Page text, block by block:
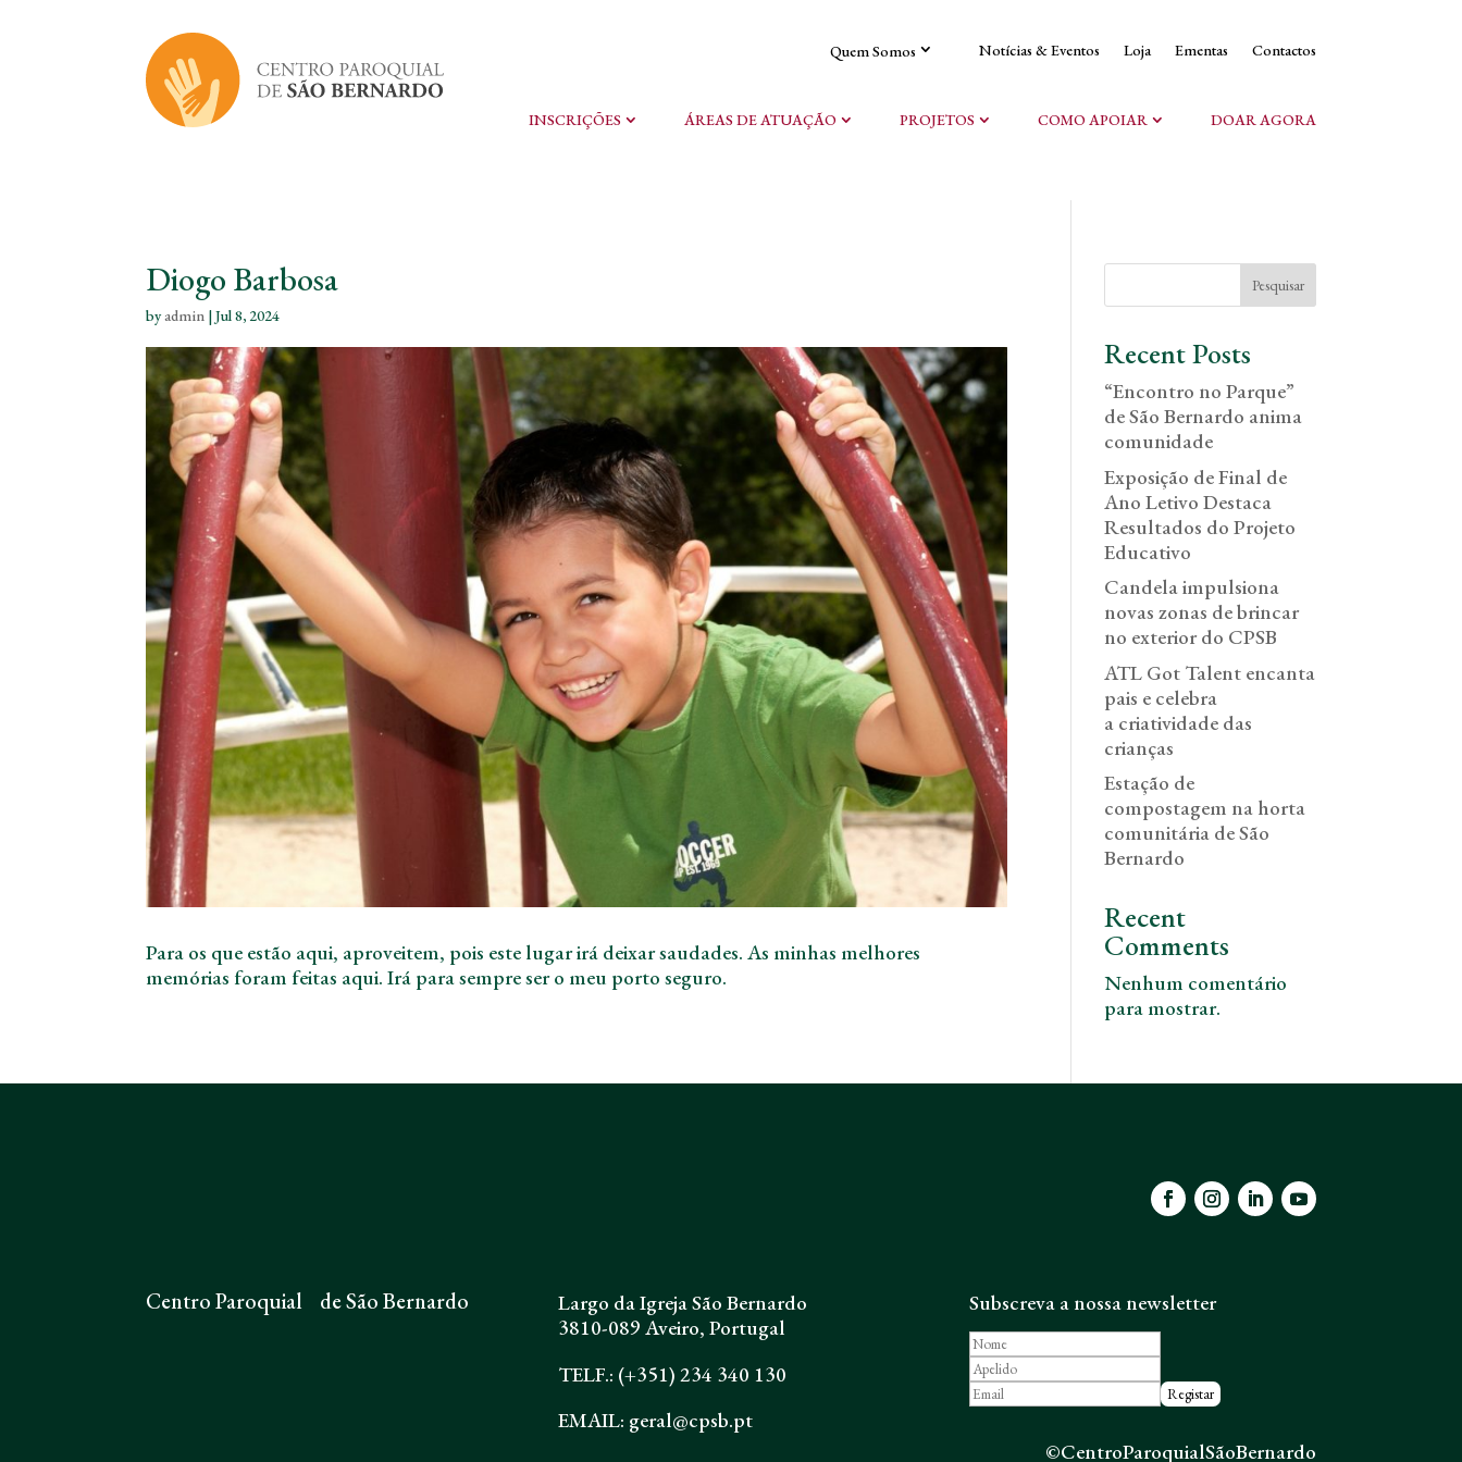
Quem Somos Notícias & Eventos Loja Ementas Contactos
INSCRIÇÕES ÁREAS DE ATUAÇÃO PROJETOS COMO APOIAR DOAR AGORA
Diogo Barbosa
byadmin |Jul 8, 2024
Para os que estão aqui, aproveitem, pois este lugar irá deixar saudades. As minhas melhores
memórias foram feitas aqui. Irá para sempre ser o meu porto seguro.
Pesquisar
Recent Posts
“Encontro no Parque”
de São Bernardo anima
comunidade
Exposição de Final de
Ano Letivo Destaca
Resultados do Projeto
Educativo
Candela impulsiona
novas zonas de brincar
no exterior do CPSB
ATL Got Talent encanta
pais e celebra
a criatividade das
crianças
Estação de
compostagem na horta
comunitária de São
Bernardo
Recent
Comments
Nenhum comentário
para mostrar.
Centro Paroquial de São Bernardo
Largo da Igreja São Bernardo
3810-089 Aveiro, Portugal
TELF.: (+351) 234 340 130
EMAIL: geral@cpsb.pt
Subscreva a nossa newsletter
©CentroParoquialSãoBernardo